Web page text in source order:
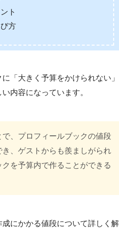
ト
方
「大きく予算をかけられない」
内容になっています。
で、プロフィールブックの値段
、ゲストからも羨ましがられ
を予算内で作ることができる
にかかる値段について詳しく解